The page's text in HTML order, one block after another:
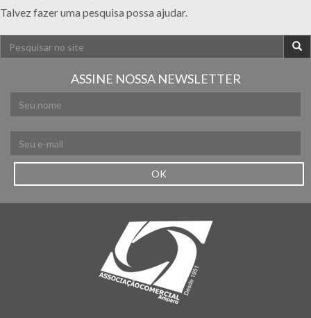
Talvez fazer uma pesquisa possa ajudar.
ASSINE NOSSA NEWSLETTER
OK